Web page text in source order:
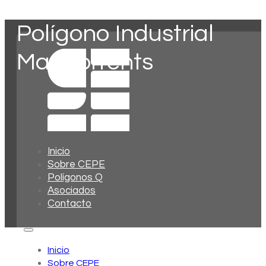
Inicio
Sobre CEPE
Polígonos Q
Asociados
Contacto
Inicio
Sobre CEPE
Polígono Industrial
Mas Torrents